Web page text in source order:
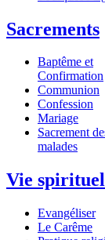
Sacrements
Baptême et
Confirmation
Communion
Confession
Mariage
Sacrement
malades
Vie
Evangéliser
Le Carême